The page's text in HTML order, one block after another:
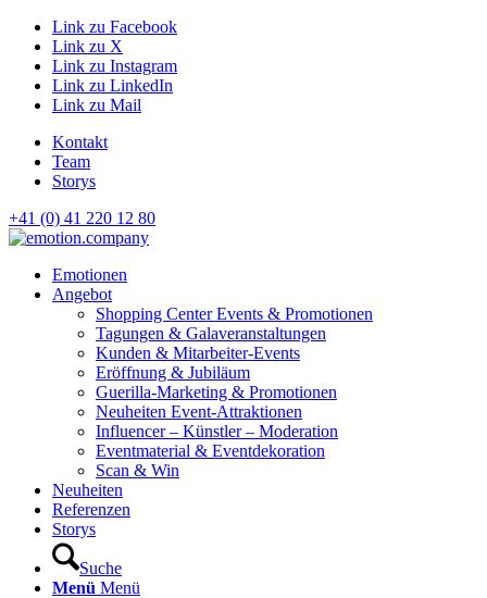
Link zu Facebook
Link zu X
Link zu Instagram
Link zu LinkedIn
Link zu Mail
Kontakt
Team
Storys
+41 (0) 41 220 12 80
Hauptnavigation
Emotionen
Angebot
Shopping Center Events & Promotionen
Tagungen & Galaveranstaltungen
Kunden & Mitarbeiter-Events
Eröffnung & Jubiläum
Guerilla-Marketing & Promotionen
Neuheiten Event-Attraktionen
Influencer – Künstler – Moderation
Eventmaterial & Eventdekoration
Scan & Win
Neuheiten
Referenzen
Storys
Suche
Menü Menü